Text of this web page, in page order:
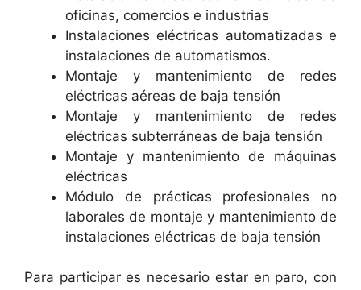
oficinas, comercios e industrias
Instalaciones eléctricas automatizadas e
instalaciones de automatismos.
Montaje y mantenimiento de redes
eléctricas aéreas de baja tensión
Montaje y mantenimiento de redes
eléctricas subterráneas de baja tensión
Montaje y mantenimiento de máquinas
eléctricas
Módulo de prácticas profesionales no
laborales de montaje y mantenimiento de
instalaciones eléctricas de baja tensión
Para participar es necesario estar en paro, con